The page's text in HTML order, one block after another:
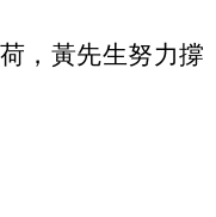
，黃先生努力撐